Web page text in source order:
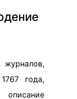
года,